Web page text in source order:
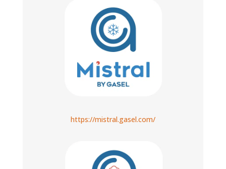
https://mistral.gasel.com/